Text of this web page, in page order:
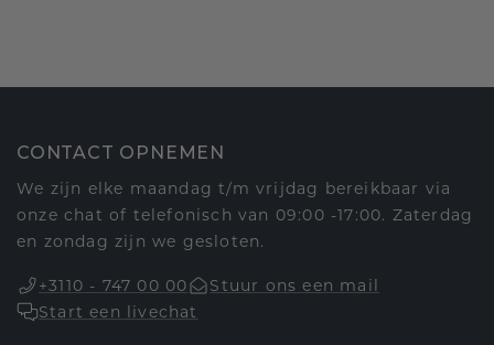
CONTACT OPNEMEN
We zijn elke maandag t/m vrijdag bereikbaar via
onze chat of telefonisch van 09:00 -17:00. Zaterdag
en zondag zijn we gesloten.
+3110 - 747 00 00
Stuur ons een mail
Start een livechat